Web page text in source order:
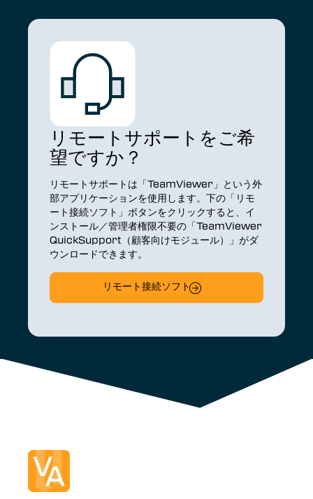
リモートサポートをご希
望ですか？
リモートサポートは「TeamViewer」という外
部アプリケーションを使用します。下の「リモ
ート接続ソフト」ボタンをクリックすると、イ
ンストール／管理者権限不要の「TeamViewer
QuickSupport（顧客向けモジュール）」がダ
ウンロードできます。
リモート接続ソフト